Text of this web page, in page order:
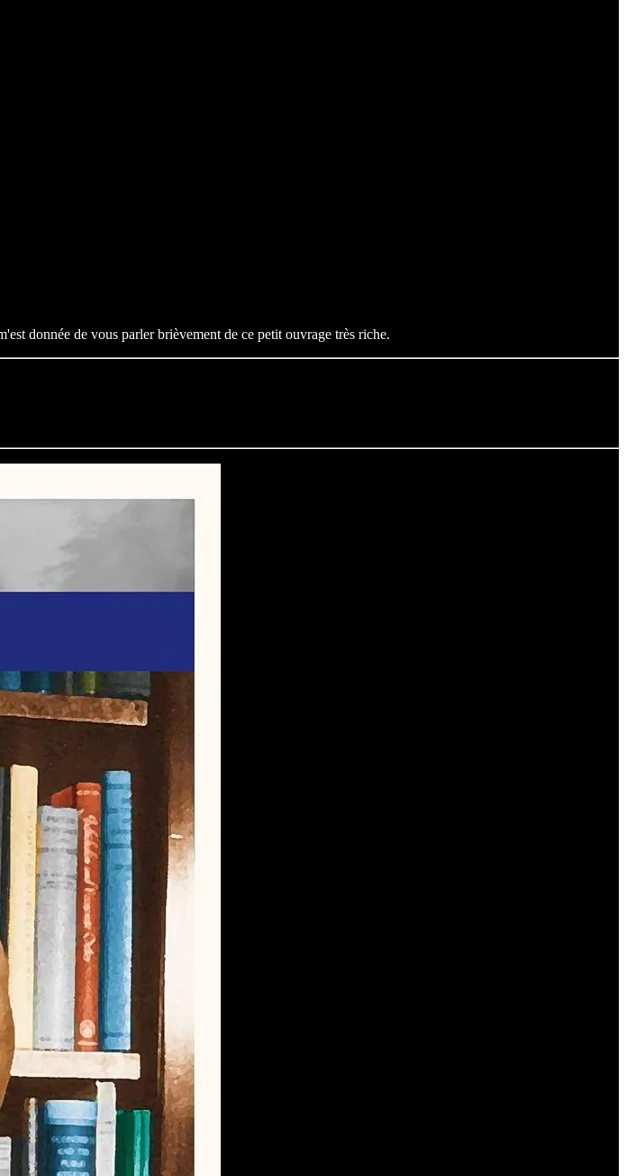
donnée de vous parler brièvement de ce petit ouvrage très riche.